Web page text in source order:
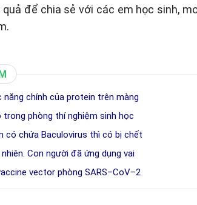
để chia sẻ với các em học sinh,
năng chính của protein trên màng
phòng thí nghiệm sinh học
có chứa Baculovirus thì có bị chết
Con người đã ứng dụng vai
vector phòng SARS–CoV–2